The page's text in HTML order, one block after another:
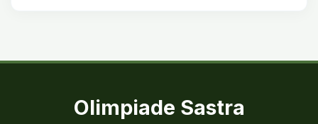
Olimpiade Sastra